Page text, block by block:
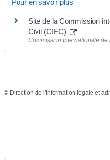
Pour en savoir plus
Site de la Commission
Civil (CIEC)
Commission Internationale de
© Direction de l'information légale et